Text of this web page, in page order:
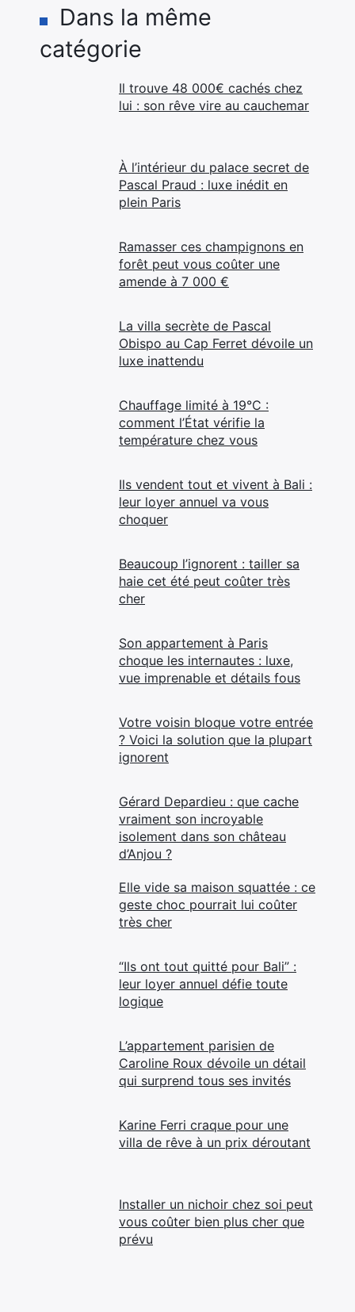
Dans la même
catégorie
Il trouve 48 000€ cachés chez
lui : son rêve vire au cauchemar
À l’intérieur du palace secret de
Pascal Praud : luxe inédit en
plein Paris
Ramasser ces champignons en
forêt peut vous coûter une
amende à 7 000 €
La villa secrète de Pascal
Obispo au Cap Ferret dévoile un
luxe inattendu
Chauffage limité à 19°C :
comment l’État vérifie la
température chez vous
Ils vendent tout et vivent à Bali :
leur loyer annuel va vous
choquer
Beaucoup l’ignorent : tailler sa
haie cet été peut coûter très
cher
Son appartement à Paris
choque les internautes : luxe,
vue imprenable et détails fous
Votre voisin bloque votre entrée
? Voici la solution que la plupart
ignorent
Gérard Depardieu : que cache
vraiment son incroyable
isolement dans son château
d’Anjou ?
Elle vide sa maison squattée : ce
geste choc pourrait lui coûter
très cher
“Ils ont tout quitté pour Bali” :
leur loyer annuel défie toute
logique
L’appartement parisien de
Caroline Roux dévoile un détail
qui surprend tous ses invités
Karine Ferri craque pour une
villa de rêve à un prix déroutant
Installer un nichoir chez soi peut
vous coûter bien plus cher que
prévu